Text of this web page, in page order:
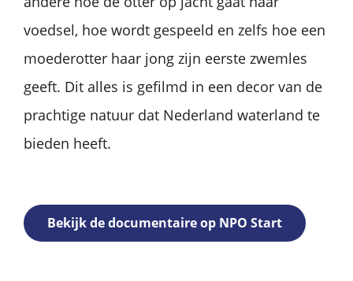
voedsel, hoe wordt gespeeld en zelfs hoe een
moederotter haar jong zijn eerste zwemles
geeft. Dit alles is gefilmd in een decor van de
prachtige natuur dat Nederland waterland te
bieden heeft.
Bekijk de documentaire op NPO Start